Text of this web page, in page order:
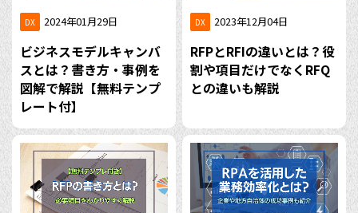
DX 2024年01月29日
ビジネスモデルキャンバ
スとは？書き方・事例を
図解で解説【無料テンプ
レート付】
DX 2023年12月04日
RFPとRFIの違いとは？役
割や項目だけでなくRFQ
との違いも解説